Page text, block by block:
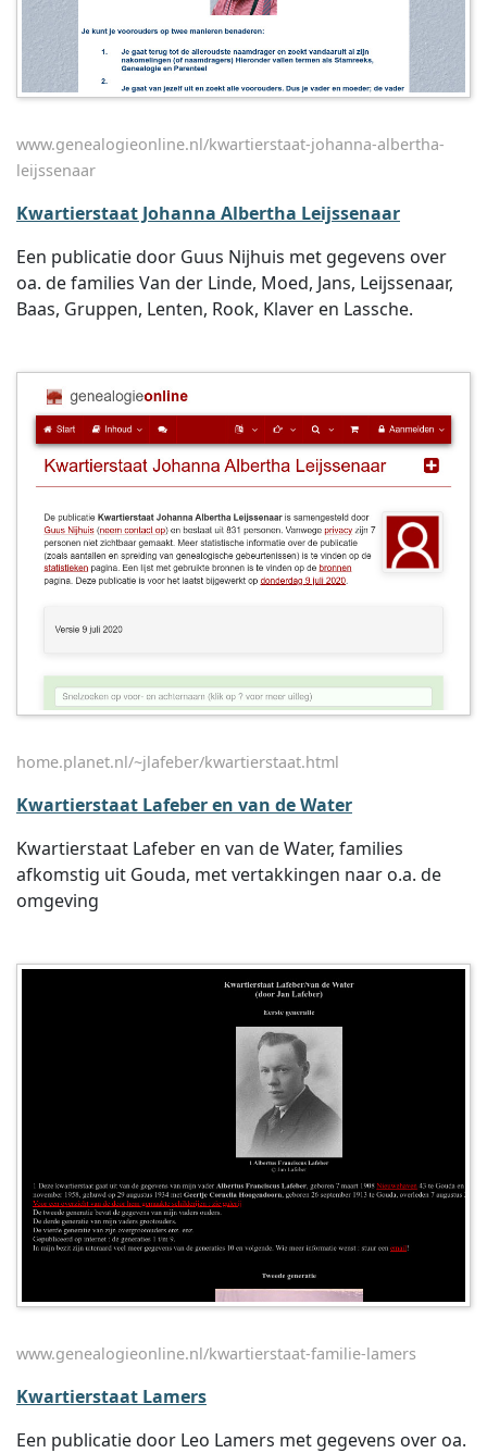
www.genealogieonline.nl/kwartierstaat-johanna-albertha-
leijssenaar
Kwartierstaat Johanna Albertha Leijssenaar
Een publicatie door Guus Nijhuis met gegevens over
oa. de families Van der Linde, Moed, Jans, Leijssenaar,
Baas, Gruppen, Lenten, Rook, Klaver en Lassche.
home.planet.nl/~jlafeber/kwartierstaat.html
Kwartierstaat Lafeber en van de Water
Kwartierstaat Lafeber en van de Water, families
afkomstig uit Gouda, met vertakkingen naar o.a. de
omgeving
www.genealogieonline.nl/kwartierstaat-familie-lamers
Kwartierstaat Lamers
Een publicatie door Leo Lamers met gegevens over oa.